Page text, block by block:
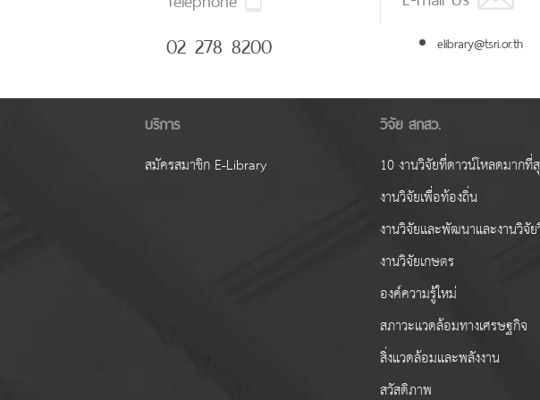
02 278 8200 elibrary@tsri.or.th
บริการ
สมัครสมาชิก E-Library
วิจัย สกสว.
10 งานวิจัยที่ดาวน์โหลดมากที่
งานวิจัยเพื่อท้องถิ่น
งานวิจัยและพัฒนาและงานวิจัย
งานวิจัยเกษตร
องค์ความรู้ใหม่
สภาวะแวดล้อมทางเศรษฐกิจ
สิ่งแวดล้อมและพลังงาน
สวัสดิภาพ